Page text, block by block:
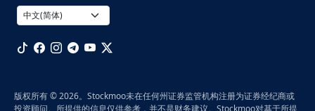
版权所有 © 2026。Stockmoo未在任何州证券监管机构注册为证券经纪商或
投资顾问。所提供的信息仅供参考，并不是财务建议。Stockmoo对基于所提